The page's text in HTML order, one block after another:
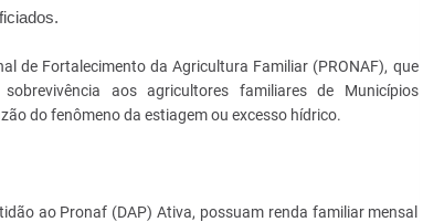
de Fortalecimento da Agricultura Familiar (PRONAF), que
aos agricultores familiares de Municípios
do fenômeno da estiagem ou excesso hídrico.
ao Pronaf (DAP) Ativa, possuam renda familiar mensal